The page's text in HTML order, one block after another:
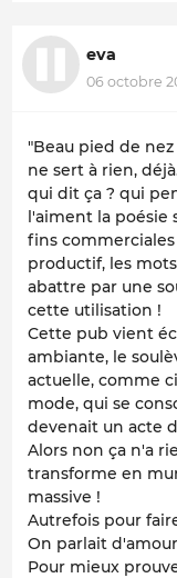
eva
06 octobre
"Beau pied de
ne sert à rien,
qui dit ça ? qui
l'aiment la poésie
fins
productif, les
abattre par une
cette utilisation !
Cette pub vient
ambiante, le
actuelle, comme
mode, qui se
devenait un acte
Alors non ça n'a
transforme en
massive !
Autrefois pour
On parlait d'amour
Pour mieux